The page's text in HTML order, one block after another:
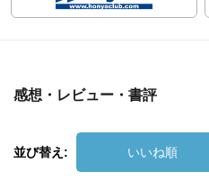
感想・レビュー・書評
並び替え: いいね順